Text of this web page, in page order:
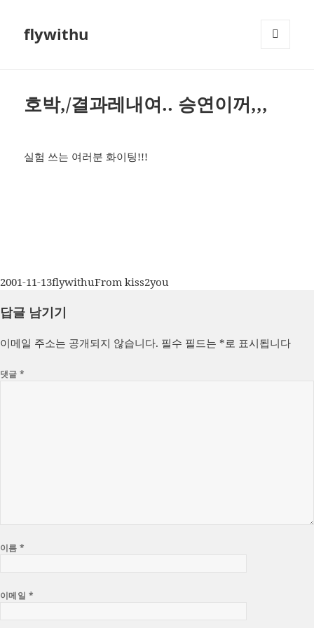
flywithu
호박,/결과레내여.. 승연이꺼,,,
실험 쓰는 여러분 화이팅!!!
작
일
2001-11-13글
이
flywithu카
From kiss2you
답글 남기기
이메일 주소는 공개되지 않습니다. 필수 필드는 *로 표시됩니다
댓글*
이름*
이메일 *